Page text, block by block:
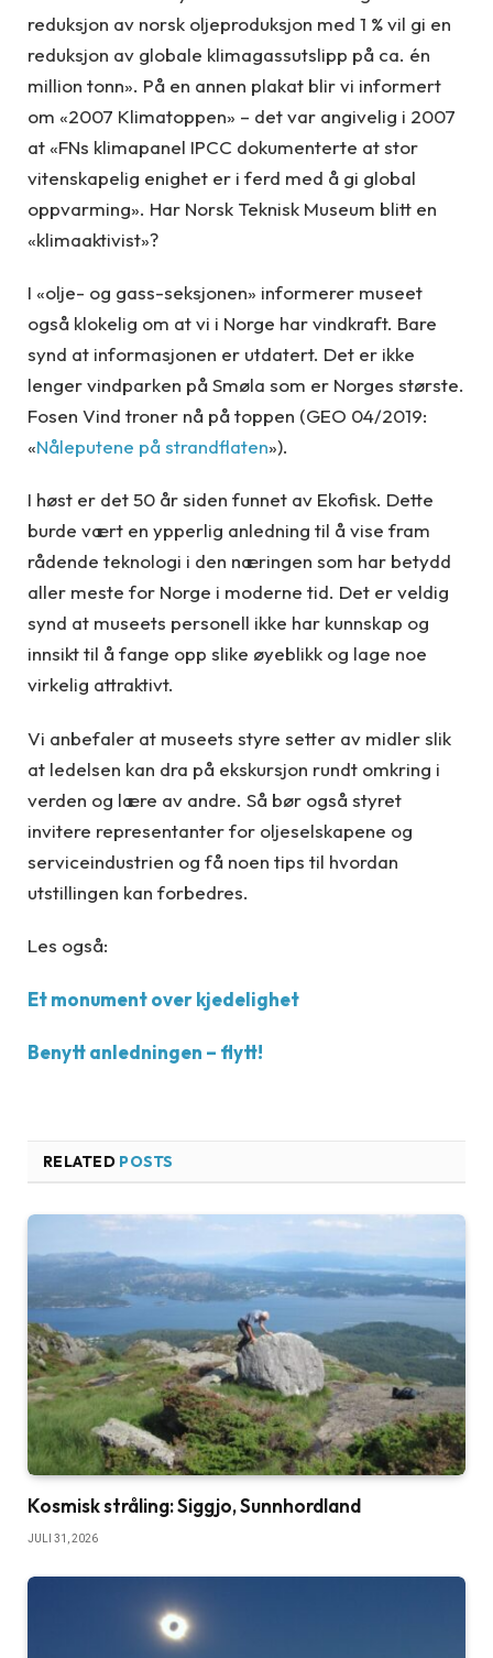
reduksjon av norsk oljeproduksjon med 1 % vil gi en
reduksjon av globale klimagassutslipp på ca. én
million tonn». På en annen plakat blir vi informert
om «2007 Klimatoppen» – det var angivelig i 2007
at «FNs klimapanel IPCC dokumenterte at stor
vitenskapelig enighet er i ferd med å gi global
oppvarming». Har Norsk Teknisk Museum blitt en
«klimaaktivist»?
I «olje- og gass-seksjonen» informerer museet
også klokelig om at vi i Norge har vindkraft. Bare
synd at informasjonen er utdatert. Det er ikke
lenger vindparken på Smøla som er Norges største.
Fosen Vind troner nå på toppen (GEO 04/2019:
«Nåleputene på strandflaten»).
I høst er det 50 år siden funnet av Ekofisk. Dette
burde vært en ypperlig anledning til å vise fram
rådende teknologi i den næringen som har betydd
aller meste for Norge i moderne tid. Det er veldig
synd at museets personell ikke har kunnskap og
innsikt til å fange opp slike øyeblikk og lage noe
virkelig attraktivt.
Vi anbefaler at museets styre setter av midler slik
at ledelsen kan dra på ekskursjon rundt omkring i
verden og lære av andre. Så bør også styret
invitere representanter for oljeselskapene og
serviceindustrien og få noen tips til hvordan
utstillingen kan forbedres.
Les også:
Et monument over kjedelighet
Benytt anledningen – flytt!
RELATED POSTS
Kosmisk stråling: Siggjo, Sunnhordland
JULI 31, 2026